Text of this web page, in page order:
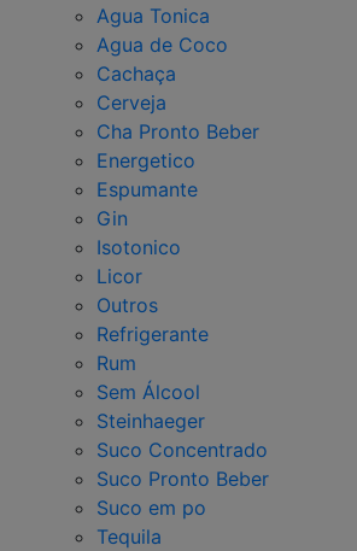
Agua Tonica
Agua de Coco
Cachaça
Cerveja
Cha Pronto Beber
Energetico
Espumante
Gin
Isotonico
Licor
Outros
Refrigerante
Rum
Sem Álcool
Steinhaeger
Suco Concentrado
Suco Pronto Beber
Suco em po
Tequila